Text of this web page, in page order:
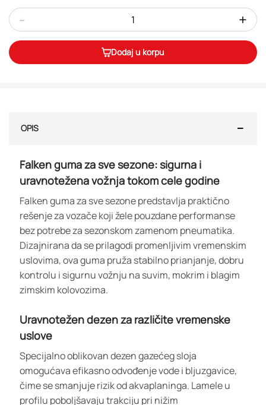
- +
Dodaj u korpu
OPIS
Falken guma za sve sezone: sigurna i
uravnotežena vožnja tokom cele godine
Falken guma za sve sezone predstavlja praktično
rešenje za vozače koji žele pouzdane performanse
bez potrebe za sezonskom zamenom pneumatika.
Dizajnirana da se prilagodi promenljivim vremenskim
uslovima, ova guma pruža stabilno prianjanje, dobru
kontrolu i sigurnu vožnju na suvim, mokrim i blagim
zimskim kolovozima.
Uravnotežen dezen za različite vremenske
uslove
Specijalno oblikovan dezen gazećeg sloja
omogućava efikasno odvođenje vode i bljuzgavice,
čime se smanjuje rizik od akvaplaninga. Lamele u
profilu poboljšavaju trakciju pri nižim